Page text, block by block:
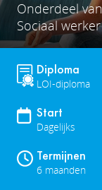
Onderdeel
Sociaal werker
Diploma
LOI-diploma
Start
Dagelijks
Termijnen
6 maanden